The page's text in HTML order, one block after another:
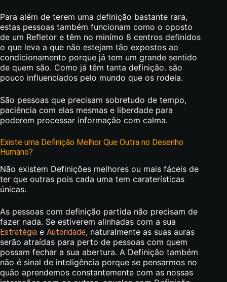
Para além de terem uma definição bastante rara,
estas pessoas também funcionam como o oposto
de um Refletor e têm no minímo 8 centros definidos
o que leva a que não estejam tão expostos ao
condicionamento porque já tem um grande sentido
de quem são. Como já têm tanta definição. são
pouco influenciados pelo mundo que os rodeia.
São pessoas que precisam sobretudo de tempo,
paciência com elas mesmas e liberdade para
poderem processar informação com calma.
Existe uma Definição Melhor Que Outra no Desenho
Humano?
Não existem Definições melhores ou mais fáceis de
ter que outras pois cada uma tem caraterísticas
únicas.
As pessoas com definição partida não precisam de
fazer nada. Se estiverem alinhadas com a sua
Estratégia e Autoridade, naturalmente as suas auras
serão atraídas para perto de pessoas com quem
possam fechar a sua abertura. A Definição também
não é sinal de inteligência porque se pensarmos no
quão aprendemos constantemente com as nossas